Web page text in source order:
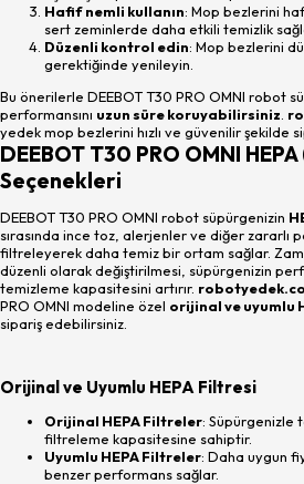
Hafif nemli kullanın: Mop bezlerini
sert zeminlerde daha etkili temizlik
Düzenli kontrol edin: Mop bezlerini
gerektiğinde yenileyin.
Bu önerilerle DEEBOT T30 PRO OMNI robot
performansını uzun süre koruyabilirsiniz
yedek mop bezlerini hızlı ve güvenilir şekilde
DEEBOT T30 PRO OMNI
Seçenekleri
DEEBOT T30 PRO OMNI robot süpürgenizin
sırasında ince toz, alerjenler ve diğer zararlı
filtreleyerek daha temiz bir ortam sağlar.
düzenli olarak değiştirilmesi, süpürgenizin
temizleme kapasitesini artırır.
PRO OMNI modeline özel orijinal ve uyumlu
sipariş edebilirsiniz.
Orijinal ve Uyumlu HEPA Filtresi
Orijinal HEPA Filtreler: Süpürgenizle
filtreleme kapasitesine sahiptir.
Uyumlu HEPA Filtreler: Daha uygun
benzer performans sağlar.